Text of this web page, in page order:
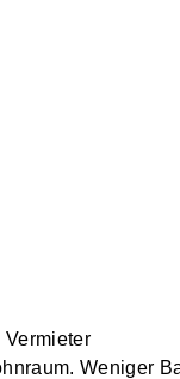
Weniger